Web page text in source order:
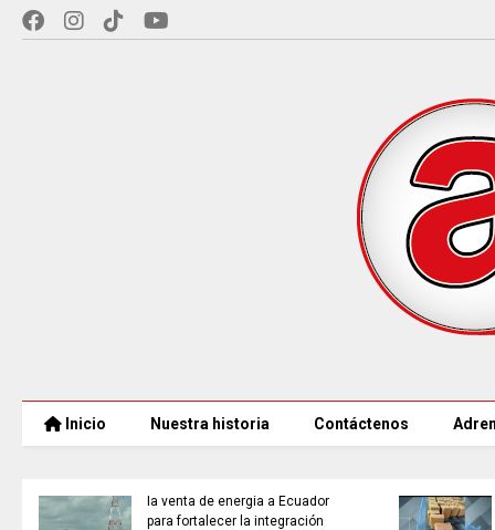
Inicio Nuestra historia Contáctenos
la venta de energía a Ecuador
para fortalecer la integración